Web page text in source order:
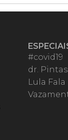
#covid19
dr.
Lula Fala